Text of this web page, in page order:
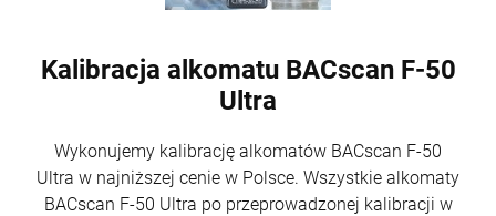
Kalibracja alkomatu BACscan F-50
Ultra
Wykonujemy kalibrację alkomatów BACscan F-50
Ultra w najniższej cenie w Polsce. Wszystkie alkomaty
BACscan F-50 Ultra po przeprowadzonej kalibracji w